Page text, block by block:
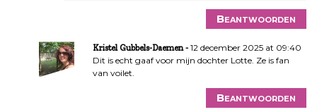
Beantwoorden
Kristel Gubbels-Daemen
12 december 2025 at 09:40
Dit is echt gaaf voor mijn dochter Lotte. Ze is fan
van voilet.
Beantwoorden